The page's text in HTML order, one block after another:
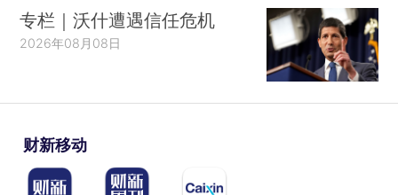
专栏｜沃什遭遇信任危机
2026年08月08日
财新移动